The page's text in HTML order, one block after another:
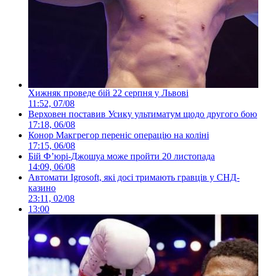
Хижняк проведе бій 22 серпня у Львові
11:52, 07/08
Верховен поставив Усику ультиматум щодо другого бою
17:18, 06/08
Конор Макгрегор переніс операцію на коліні
17:15, 06/08
Бій Ф’юрі-Джошуа може пройти 20 листопада
14:09, 06/08
Автомати Igrosoft, які досі тримають гравців у СНД-
казино
23:11, 02/08
13:00